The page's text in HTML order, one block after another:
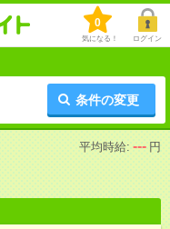
0
気になる！ ログイン
条件の変更
平均時給: --- 円